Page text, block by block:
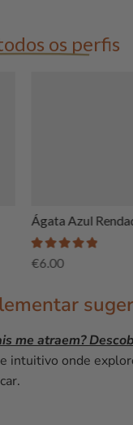
os perfis
Ágata Azul
€6.00
me atraem?
intuitivo onde